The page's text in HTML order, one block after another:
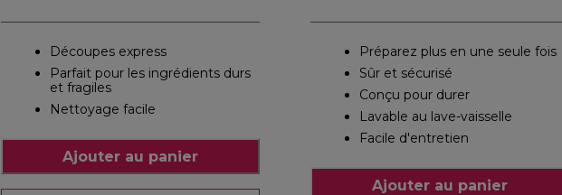
Découpes express
Parfait pour les ingrédients durs
et fragiles
Nettoyage facile
Ajouter au panier
Préparez plus en une seule fois
Sûr et sécurisé
Conçu pour durer
Lavable au lave-vaisselle
Facile d'entretien
Ajouter au panier